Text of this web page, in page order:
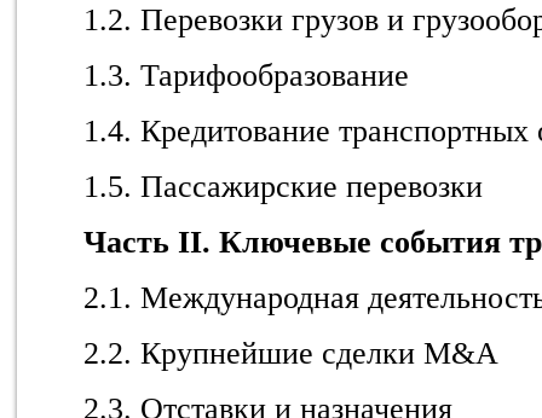
1.2. Перевозки грузов и
1.3. Тарифообразование
1.4. Кредитование транспортных
1.5. Пассажирские перевозки
Часть II. Ключевые события
2.1. Международная
2.2. Крупнейшие сделки M&A
2.3. Отставки и назначения